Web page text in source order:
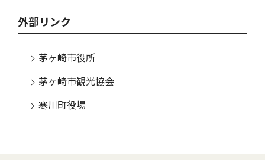
外部リンク
茅ヶ崎市役所
茅ヶ崎市観光協会
寒川町役場